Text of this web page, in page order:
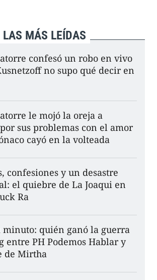
LAS MÁS LEÍDAS
confesó un robo en vivo
no supo qué decir en
le mojó la oreja a
sus problemas con el amor
cayó en la volteada
confesiones y un desastre
el quiebre de La Joaqui en
Ra
quién ganó la guerra
entre PH Podemos Hablar y
de Mirtha